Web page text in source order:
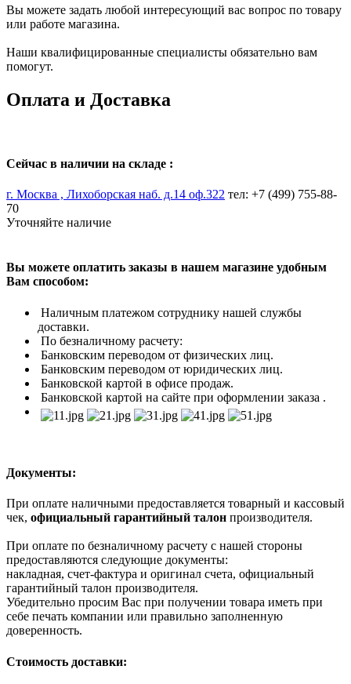
Вы можете задать любой интересующий вас вопрос по товару
или работе магазина.
Наши квалифицированные специалисты обязательно вам
помогут.
Оплата и Доставка
Сейчас в наличии на складе :
г. Москва , Лихоборская наб. д.14 оф.322 тел: +7 (499) 755-88-
70
Уточняйте наличие
Вы можете оплатить заказы в нашем магазине удобным
Вам способом:
Наличным платежом сотруднику нашей службы
доставки.
По безналичному расчету:
Банковским переводом от физических лиц.
Банковским переводом от юридических лиц.
Банковской картой в офисе продаж.
Банковской картой на сайте при оформлении заказа .
Документы:
При оплате наличными предоставляется товарный и кассовый
чек, официальный гарантийный талон производителя.
При оплате по безналичному расчету с нашей стороны
предоставляются следующие документы:
накладная, счет-фактура и оригинал счета, официальный
гарантийный талон производителя.
Убедительно просим Вас при получении товара иметь при
себе печать компании или правильно заполненную
доверенность.
Стоимость доставки: